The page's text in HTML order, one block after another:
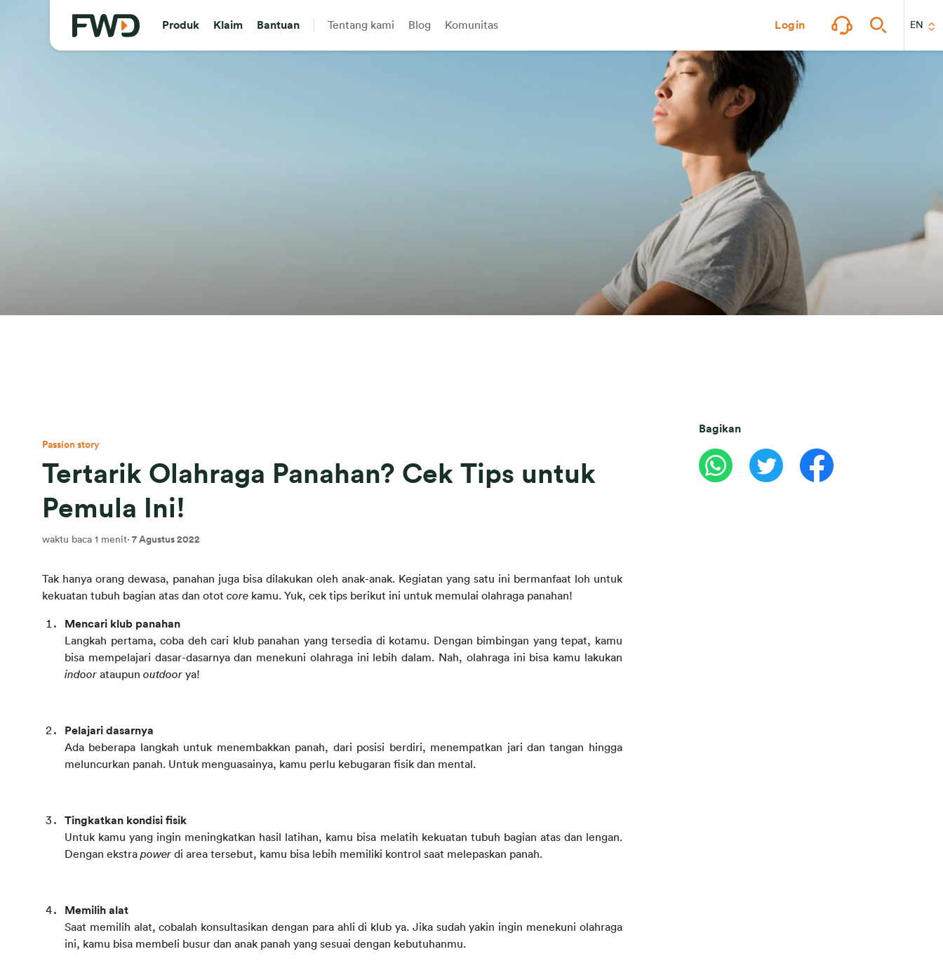
Produk Klaim Bantuan Tentang kami Blog Komunitas Login EN
Passion story
Tertarik Olahraga Panahan? Cek Tips untuk
Pemula Ini!
waktu baca 1 menit· 7 Agustus 2022
Tak hanya orang dewasa, panahan juga bisa dilakukan oleh anak-anak. Kegiatan yang satu ini bermanfaat loh untuk
kekuatan tubuh bagian atas dan otot core kamu. Yuk, cek tips berikut ini untuk memulai olahraga panahan!
Mencari klub panahan
Langkah pertama, coba deh cari klub panahan yang tersedia di kotamu. Dengan bimbingan yang tepat, kamu
indoor ataupun outdoor ya!
Pelajari dasarnya
Ada beberapa langkah untuk menembakkan panah, dari posisi berdiri, menempatkan jari dan tangan hingga
meluncurkan panah. Untuk menguasainya, kamu perlu kebugaran fisik dan mental.
Tingkatkan kondisi fisik
Untuk kamu yang ingin meningkatkan hasil latihan, kamu bisa melatih kekuatan tubuh bagian atas dan lengan.
Dengan ekstra power di area tersebut, kamu bisa lebih memiliki kontrol saat melepaskan panah.
Memilih alat
Saat memilih alat, cobalah konsultasikan dengan para ahli di klub ya. Jika sudah yakin ingin menekuni olahraga
ini, kamu bisa membeli busur dan anak panah yang sesuai dengan kebutuhanmu.
Bagikan